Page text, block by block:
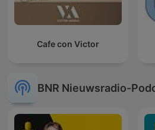
Cafe con Victor
BNR Nieuwsradio-